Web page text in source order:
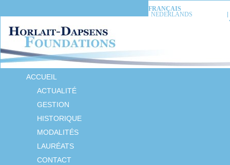
FRANÇAIS
NEDERLANDS
ACCUEIL
ACTUALITÉ
GESTION
HISTORIQUE
MODALITÉS
LAURÉATS
CONTACT